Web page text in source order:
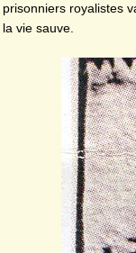
prisonniers royalistes
la vie sauve.